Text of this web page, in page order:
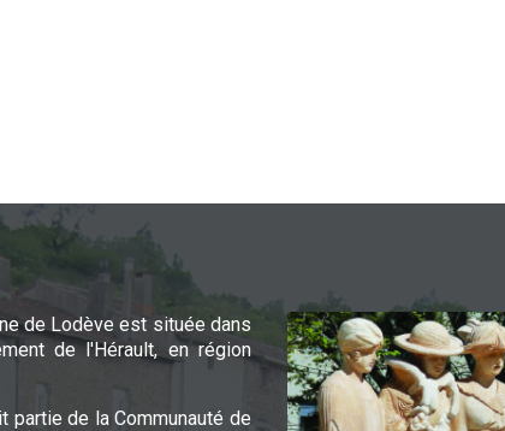
de Lodève est située dans
de l'Hérault, en région
partie de la Communauté de